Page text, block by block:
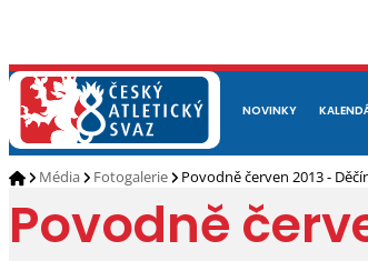
NOVINKY
O NÁS ČLENOVÉ
Média Fotogalerie Povodně červen 2013 -
Povodně